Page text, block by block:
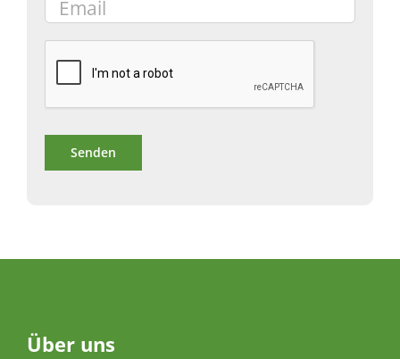
Über uns